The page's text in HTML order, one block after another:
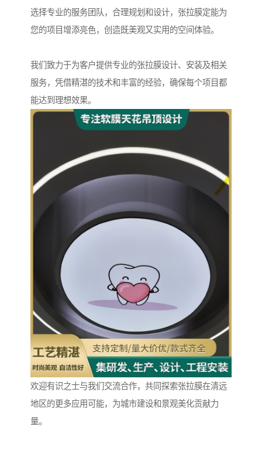
选择专业的服务团队，合理规划和设计，张拉膜定能为
您的项目增添亮色，创造既美观又实用的空间体验。
我们致力于为客户提供专业的张拉膜设计、安装及相关
服务，凭借精湛的技术和丰富的经验，确保每个项目都
能达到理想效果。
欢迎有识之士与我们交流合作，共同探索张拉膜在清远
地区的更多应用可能，为城市建设和景观美化贡献力
量。